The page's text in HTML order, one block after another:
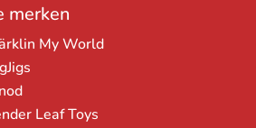
merken
My World
Leaf Toys